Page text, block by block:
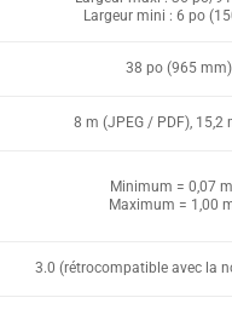
Largeur mini : 6 po
38 po (965 mm)
8 m (JPEG / PDF), 15,2
Minimum = 0,07
Maximum = 1,00
3.0 (rétrocompatible avec la